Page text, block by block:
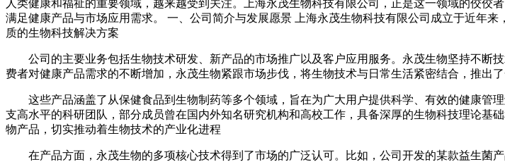
人类健康和福祉的重要领域，越来越受到关注。上海永茂生物科技有限公司，正是这一领域的佼佼
满足健康产品与市场应用需求。 一、公司简介与发展愿景 上海永茂生物科技有限公司成立于近年
质的生物科技解决方案
公司的主要业务包括生物技术研发、新产品的市场推广以及客户应用服务。永茂生物坚持不
费者对健康产品需求的不断增加，永茂生物紧跟市场步伐，将生物技术与日常生活紧密结合，推出
这些产品涵盖了从保健食品到生物制药等多个领域，旨在为广大用户提供科学、有效的健康
支高水平的科研团队，部分成员曾在国内外知名研究机构和高校工作，具备深厚的生物科技理论
物产品，切实推动着生物技术的产业化进程
在产品方面，永茂生物的多项核心技术得到了市场的广泛认可。比如，公司开发的某款益生